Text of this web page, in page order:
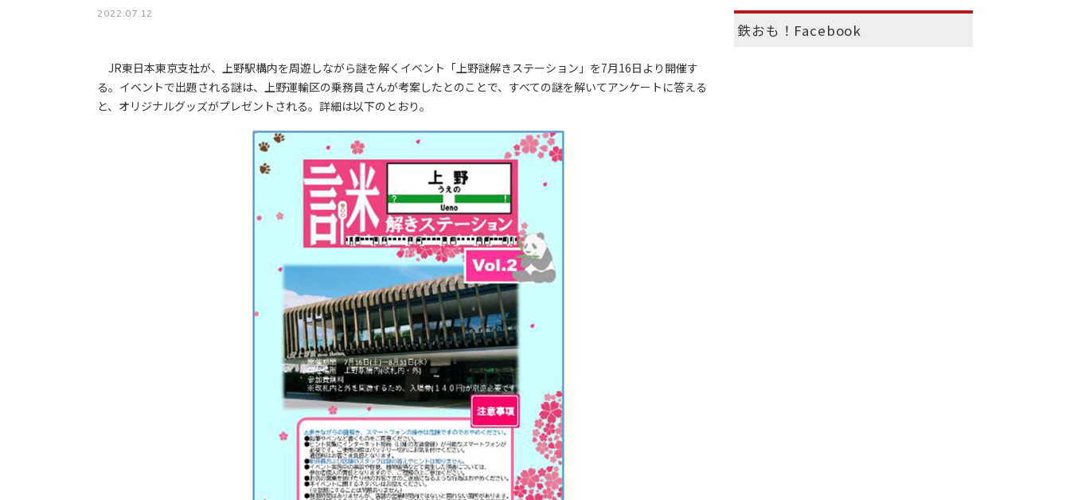
2022.07.12
JR東日本東京支社が、上野駅構内を周遊しながら謎を解くイベント「上野謎解きステーション」を7月16日より開催す
る。イベントで出題される謎は、上野運輸区の乗務員さんが考案したとのことで、すべての謎を解いてアンケートに答える
と、オリジナルグッズがプレゼントされる。詳細は以下のとおり。
鉄おも！Facebook